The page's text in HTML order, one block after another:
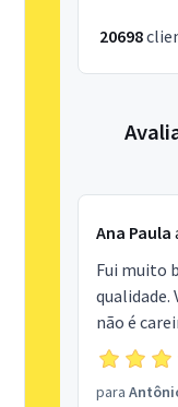
20698
Ana Paula
Fui muito
qualidade.
não é
para